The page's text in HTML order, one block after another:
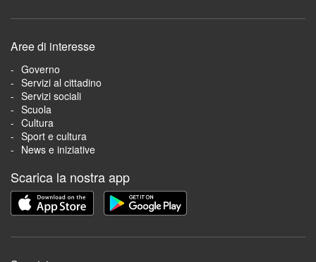
Aree di interesse
Governo
Servizi al cittadino
Servizi sociali
Scuola
Cultura
Sport e cultura
News e iniziative
Scarica la nostra app